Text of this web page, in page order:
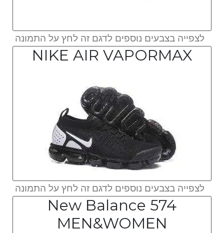
לצפייה בצבעים נוספים לדגם זה לחץ על התמונה
NIKE AIR VAPORMAX
לצפייה בצבעים נוספים לדגם זה לחץ על התמונה
New Balance 574
MEN&WOMEN